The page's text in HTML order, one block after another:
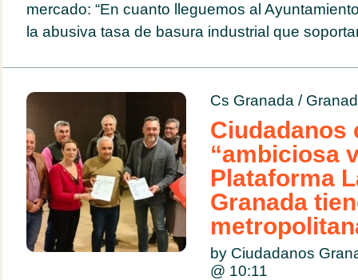
mercado: “En cuanto lleguemos al
la abusiva tasa de basura industrial que
Cs Granada /
Ciudadanos
“ambiciosa
Plataforma
Granada
by Ciudadanos
@ 10:11